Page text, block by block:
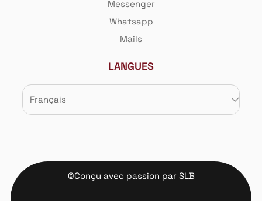
Messenger
Whatsapp
Mails
LANGUES
©Conçu avec passion par SLB